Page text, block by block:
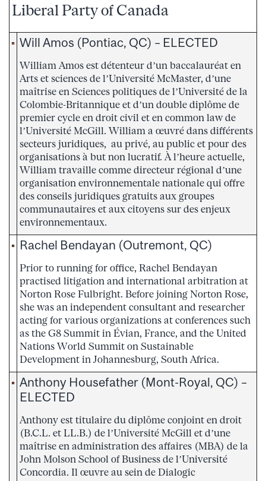
Liberal Party of Canada
Will Amos (Pontiac, QC) – ELECTED
William Amos est détenteur d’un baccalauréat en
Arts et sciences de l’Université McMaster, d’une
maîtrise en Sciences politiques de l’Université de la
Colombie-Britannique et d’un double diplôme de
premier cycle en droit civil et en common law de
l’Université McGill. William a œuvré dans différents
secteurs juridiques, au privé, au public et pour des
organisations à but non lucratif. À l’heure actuelle,
William travaille comme directeur régional d’une
organisation environnementale nationale qui offre
des conseils juridiques gratuits aux groupes
communautaires et aux citoyens sur des enjeux
environnementaux.
Rachel Bendayan (Outremont, QC)
Prior to running for office, Rachel Bendayan
practised litigation and international arbitration at
Norton Rose Fulbright. Before joining Norton Rose,
she was an independent consultant and researcher
acting for various organizations at conferences such
as the G8 Summit in Évian, France, and the United
Nations World Summit on Sustainable
Development in Johannesburg, South Africa.
Anthony Housefather (Mont-Royal, QC) –
ELECTED
Anthony est titulaire du diplôme conjoint en droit
(B.C.L. et LL.B.) de l’Université McGill et d’une
maîtrise en administration des affaires (MBA) de la
John Molson School of Business de l’Université
Concordia. Il œuvre au sein de Dialogic